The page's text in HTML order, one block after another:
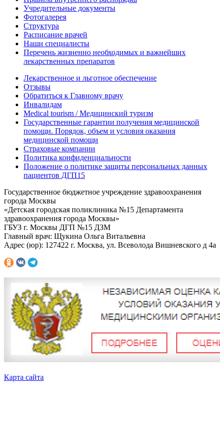
Учредительные документы
Фотогалерея
Структура
Расписание врачей
Наши специалисты
Перечень жизненно необходимых и важнейших
лекарственных препаратов
Лекарственное и льготное обеспечение
Отзывы
Обратиться к Главному врачу
Инвалидам
Medical tourism / Медицинский туризм
Государственные гарантии получения медицинской
помощи. Порядок, объем и условия оказания
медицинской помощи
Страховые компании
Политика конфиденциальности
Положение о политике защиты персональных данных
пациентов ДГП15
Государственное бюджетное учреждение здравоохранения
города Москвы
«Детская городская поликлиника №15 Департамента
здравоохранения города Москвы»
ГБУЗ г. Москвы ДГП №15 ДЗМ
Главный врач: Щукина Ольга Витальевна
Адрес (юр): 127422 г. Москва, ул. Всеволода Вишневского д 4а
Карта сайта